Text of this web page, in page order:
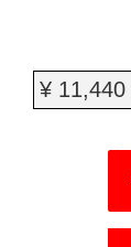
¥ 11,440
OPTIONS